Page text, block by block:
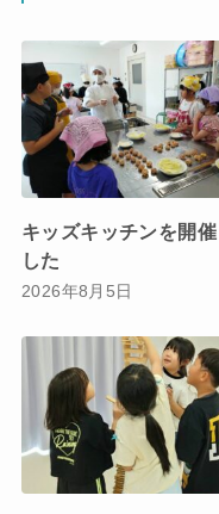
キッズキッチンを開催
した
2026年8月5日